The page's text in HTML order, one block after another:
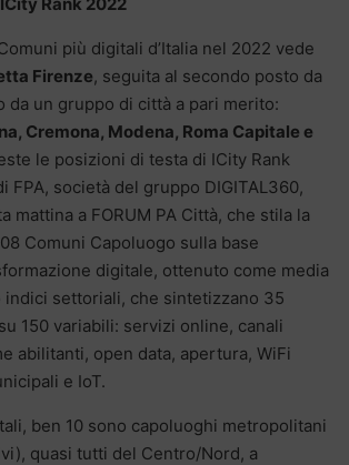
più digitali d’Italia nel 2022 vede
Firenze, seguita al secondo posto da
da un gruppo di città a pari merito:
Cremona, Modena, Roma Capitale e
le posizioni di testa di ICity Rank
FPA, società del gruppo DIGITAL360,
mattina a FORUM PA Città, che stila la
Comuni Capoluogo sulla base
digitale, ottenuto come media
indici settoriali, che sintetizzano 35
150 variabili: servizi online, canali
abilitanti, open data, apertura, WiFi
e IoT.
ben 10 sono capoluoghi metropolitani
quasi tutti del Centro/Nord, a